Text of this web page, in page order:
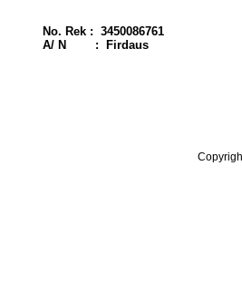
No. Rek : 3450086761
A/ N : Firdaus